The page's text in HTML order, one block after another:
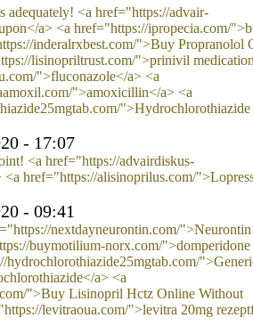
adequately! <a href="https://advair-
a> <a href="https://ipropecia.com/
inderalrxbest.com/">Buy Propranolol
lisinopriltrust.com/">prinivil
">fluconazole</a> <a
">amoxicillin</a> <a
- 17:07
<a href="https://advairdiskus-
href="https://alisinoprilus.com/
- 09:41
nextdayneurontin.com/">Neurontin
buymotilium-norx.com/">domperidone
hydrochlorothiazide25mgtab.com/
a> <a
">Buy Lisinopril Hctz Online Without
levitraoua.com/">levitra 20mg